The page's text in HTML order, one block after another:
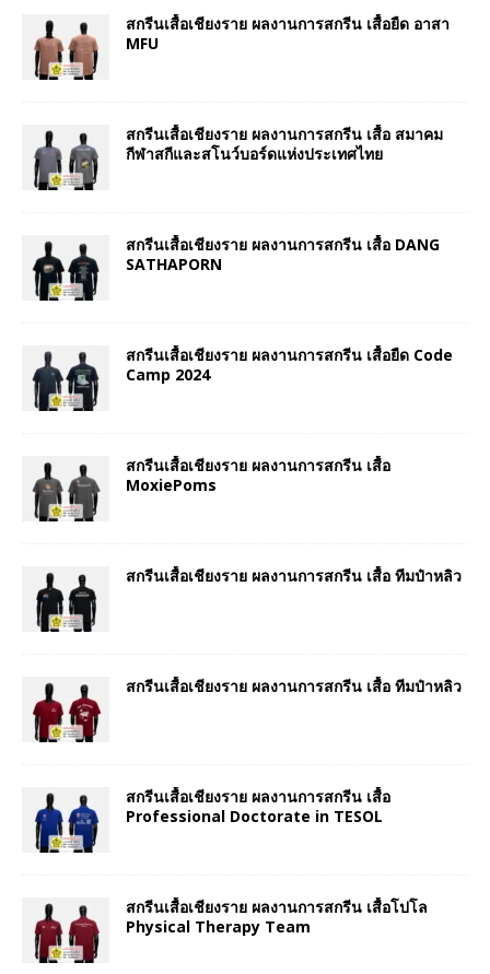
สกรีนเสื้อเชียงราย ผลงานการสกรีน เสื้อยืด อาสา
MFU
สกรีนเสื้อเชียงราย ผลงานการสกรีน เสื้อ สมาคม
กีฬาสกีและสโนว์บอร์ดแห่งประเทศไทย
สกรีนเสื้อเชียงราย ผลงานการสกรีน เสื้อ DANG
SATHAPORN
สกรีนเสื้อเชียงราย ผลงานการสกรีน เสื้อยืด Code
Camp 2024
สกรีนเสื้อเชียงราย ผลงานการสกรีน เสื้อ
MoxiePoms
สกรีนเสื้อเชียงราย ผลงานการสกรีน เสื้อ ทีมป๋าหลิว
สกรีนเสื้อเชียงราย ผลงานการสกรีน เสื้อ ทีมป๋าหลิว
สกรีนเสื้อเชียงราย ผลงานการสกรีน เสื้อ
Professional Doctorate in TESOL
สกรีนเสื้อเชียงราย ผลงานการสกรีน เสื้อโปโล
Physical Therapy Team